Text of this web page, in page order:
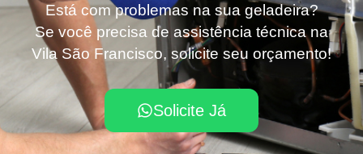
Está com problemas na sua geladeira?
Se você precisa de assistência técnica na
Vila São Francisco, solicite seu orçamento!
Solicite Já